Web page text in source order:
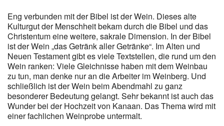
Eng verbunden mit der Bibel ist der Wein. Dieses alte
Kulturgut der Menschheit bekam durch die Bibel und das
Christentum eine weitere, sakrale Dimension. In der Bibel
ist der Wein „das Getränk aller Getränke“. Im Alten und
Neuen Testament gibt es viele Textstellen, die rund um den
Wein ranken: Viele Gleichnisse haben mit dem Weinbau
zu tun, man denke nur an die Arbeiter im Weinberg. Und
schließlich ist der Wein beim Abendmahl zu ganz
besonderer Bedeutung gelangt. Sehr bekannt ist auch das
Wunder bei der Hochzeit von Kanaan. Das Thema wird mit
einer fachlichen Weinprobe untermalt.